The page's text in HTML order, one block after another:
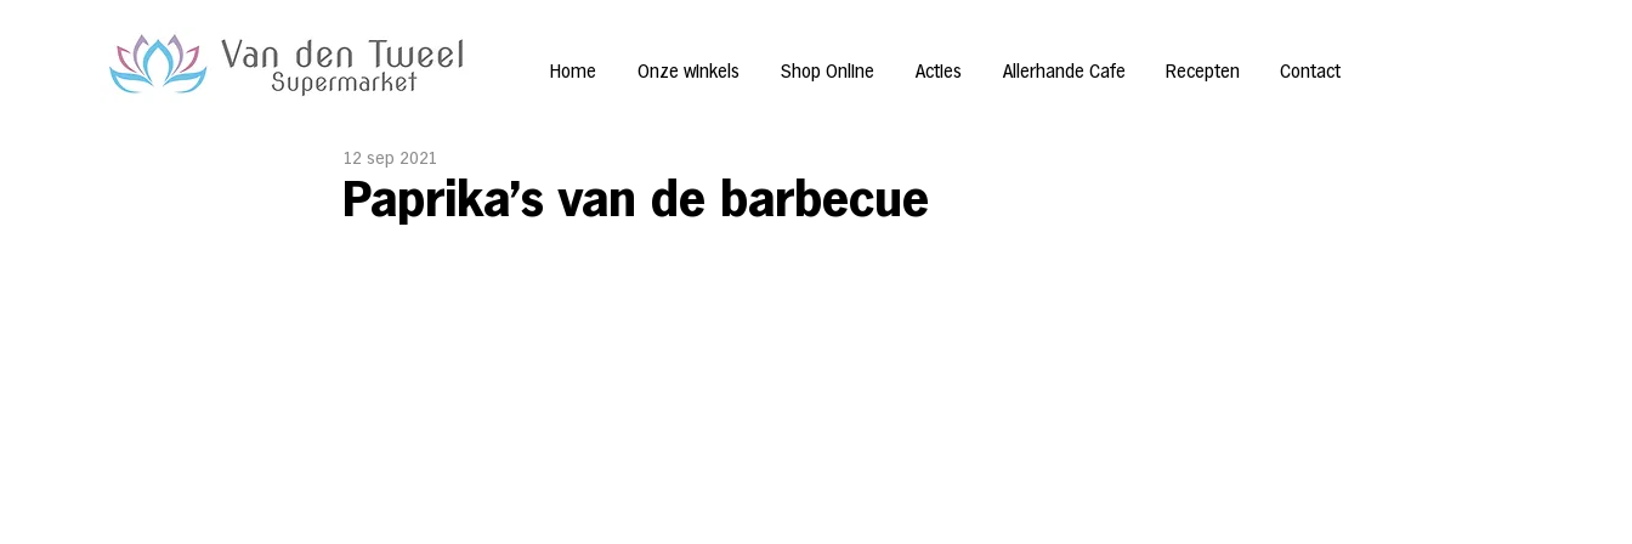
Home Onze winkels Shop Online Acties Allerhande Cafe Recepten Contact
Paprika's van de barbecue
12 sep 2021